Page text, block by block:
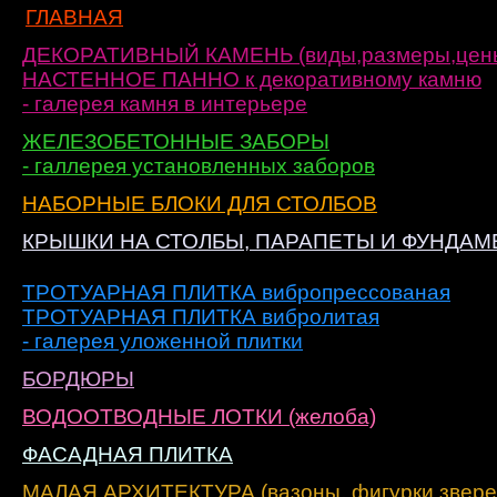
ГЛАВНАЯ
ДЕКОРАТИВНЫЙ КАМЕНЬ
НАСТЕННОЕ ПАННО к декоративному камню
- галерея камня в интерьере
ЖЕЛЕЗОБЕТОННЫЕ ЗАБОРЫ
- галлерея установленных заборов
НАБОРНЫЕ БЛОКИ ДЛЯ СТОЛБОВ
КРЫШКИ НА СТОЛБЫ, ПАРАПЕТЫ И
ТРОТУАРНАЯ ПЛИТКА вибропрессованая
ТРОТУАРНАЯ ПЛИТКА вибролитая
- галерея уложенной плитки
БОРДЮРЫ
ВОДООТВОДНЫЕ ЛОТКИ (желоба)
ФАСАДНАЯ ПЛИТКА
МАЛАЯ АРХИТЕКТУРА (вазоны, фигурки